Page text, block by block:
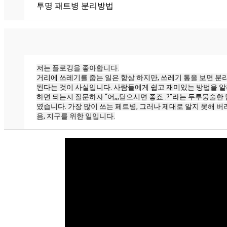
투명 패트병 분리방법
저는 플로깅을 좋아합니다.
거리에 쓰레기를 줍는 일은 항상 하지만, 쓰레기 통을 보면
된다는 것이 사실입니다. 사람들에게 쉽고 재미있는 방법을
하면 되는지 질문하자 “어,,,닫으시면 좋죠..?”라는 두루뭉술
였습니다. 가장 많이 쓰는 페트병, 그러나 제대로 알지 못해
음, 지구를 위한 일입니다.